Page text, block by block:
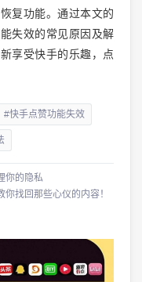
复功能。通过本文的
失效的常见原因及解
享受快手的乐趣，点
#快手点赞功能失效
你的隐私
找回那些心仪的内容！